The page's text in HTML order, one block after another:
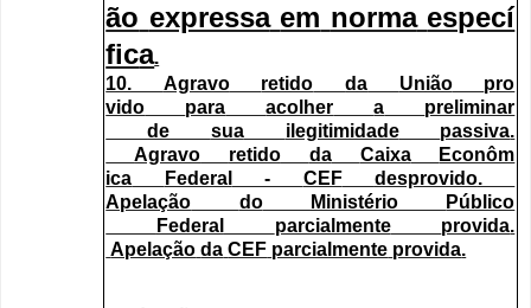
ão expressa em norma especí
fica.
10. Agravo retido da União
pro
vido
para acolher a
preliminar
de
sua ilegitimidade passiva.
Agravo
retido da Caixa
Econôm
ica
Federal - CEF desprovido.
Apelação
do Ministério
Público
Federal
parcialmente provida.
Apelação da CEF parcialmente provida.